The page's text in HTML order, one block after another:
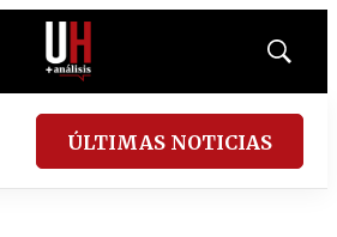
Mostrar
ÚLTIMAS NOTICIAS